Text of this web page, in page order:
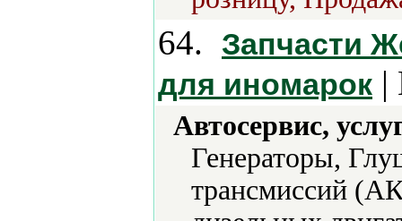
64.
Запчасти
для иномарок |
Автосервис,
Генераторы,
трансмиссий